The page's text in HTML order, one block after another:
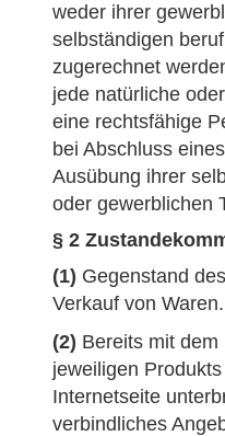
weder ihrer
selbständigen
zugerechnet
jede natürliche
eine rechtsfähige
bei Abschluss
Ausübung ihrer
oder gewerblichen
§ 2
(1) Gegenstand
Verkauf von Waren.
(2) Bereits mit
jeweiligen
Internetseite
verbindliches